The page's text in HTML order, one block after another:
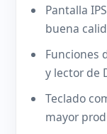
Pantalla
buena
Funciones
y lector de
Teclado
mayor